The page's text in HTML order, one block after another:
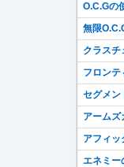
O.C.Gの
無限
クラスチ
フロンテ
セグメン
アームズ
アフィッ
エネミー